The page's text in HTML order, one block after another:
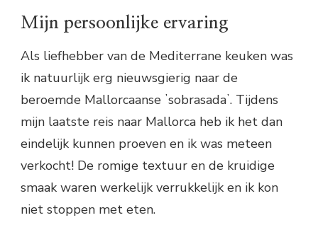
Mijn persoonlijke ervaring
Als liefhebber van de Mediterrane keuken was
ik natuurlijk erg nieuwsgierig naar de
beroemde Mallorcaanse ʼsobrasadaʼ. Tijdens
mijn laatste reis naar Mallorca heb ik het dan
eindelijk kunnen proeven en ik was meteen
verkocht! De romige textuur en de kruidige
smaak waren werkelijk verrukkelijk en ik kon
niet stoppen met eten.